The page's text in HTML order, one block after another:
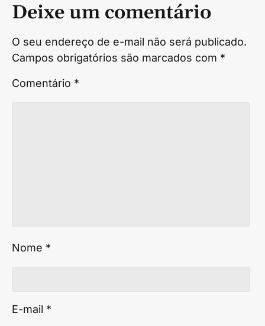
Deixe um comentário
O seu endereço de e-mail não será publicado.
Campos obrigatórios são marcados com *
Comentário *
Nome *
E-mail *